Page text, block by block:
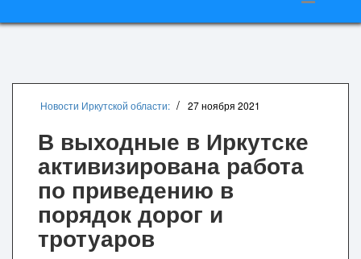
Новости Иркутской области: 27 ноября 2021
В выходные в Иркутске
активизирована работа
по приведению в
порядок дорог и
тротуаров